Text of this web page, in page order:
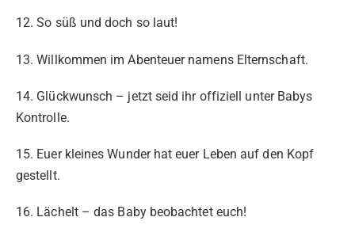
12. So süß und doch so laut!
13. Willkommen im Abenteuer namens Elternschaft.
14. Glückwunsch – jetzt seid ihr offiziell unter Babys
Kontrolle.
15. Euer kleines Wunder hat euer Leben auf den Kopf
gestellt.
16. Lächelt – das Baby beobachtet euch!